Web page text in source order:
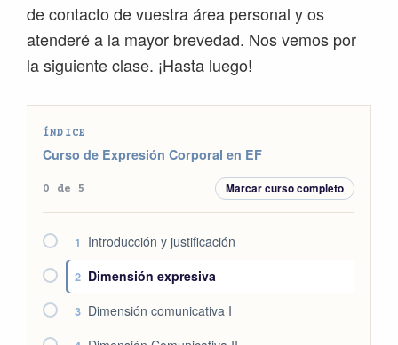
de contacto de vuestra área personal y os
atenderé a la mayor brevedad. Nos vemos por
la siguiente clase. ¡Hasta luego!
ÍNDICE
Curso de Expresión Corporal en EF
0 de 5 Marcar curso completo
1 Introducción y justificación
2 Dimensión expresiva
3 Dimensión comunicativa I